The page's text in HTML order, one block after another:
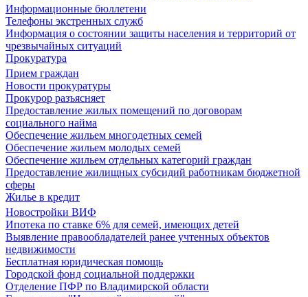
Информационные бюллетени
Телефоны экстренных служб
Информация о состоянии защиты населения и территорий от
чрезвычайных ситуаций
Прокуратура
Прием граждан
Новости прокуратуры
Прокурор разъясняет
Предоставление жилых помещений по договорам
социального найма
Обеспечение жильем многодетных семей
Обеспечение жильем молодых семей
Обеспечение жильем отдельных категорий граждан
Предоставление жилищных субсидий работникам бюджетной
сферы
Жилье в кредит
Новостройки ВИФ
Ипотека по ставке 6% для семей, имеющих детей
Выявление правообладателей ранее учтенных объектов
недвижимости
Бесплатная юридическая помощь
Городской фонд социальной поддержки
Отделение ПФР по Владимирской области